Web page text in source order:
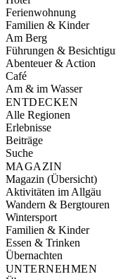
Ferienwohnung
Familien & Kinder
Am Berg
Führungen &
Abenteuer & Action
Café
Am & im Wasser
ENTDECKEN
Alle Regionen
Erlebnisse
Beiträge
Suche
MAGAZIN
Magazin (Übersicht)
Aktivitäten im Allgäu
Wandern & Bergtouren
Wintersport
Familien & Kinder
Essen & Trinken
Übernachten
UNTERNEHMEN